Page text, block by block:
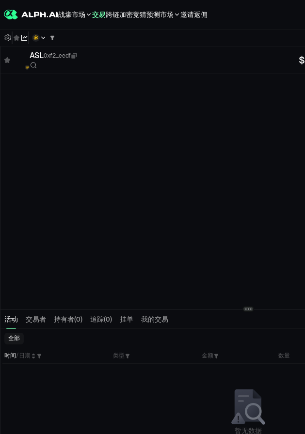
战壕市场 交易跨链加密竞猜预测市场 邀请返佣
ASL0xf2...eedf $
活动 交易者 持有者(0) 追踪(0) 挂单 我的交易
全部
时间/日期 类型 金额 数量
暂无数据